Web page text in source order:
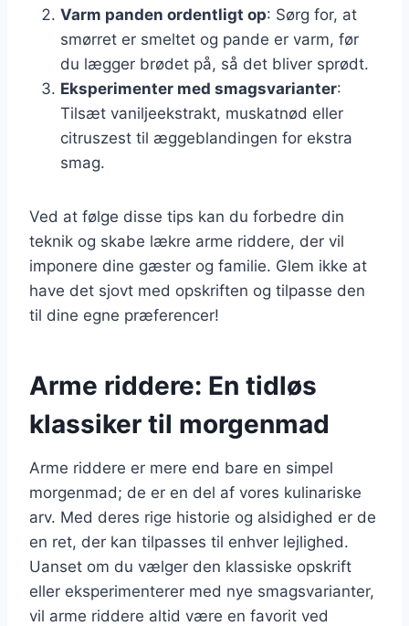
Varm panden ordentligt op: Sørg for, at
smørret er smeltet og pande er varm, før
du lægger brødet på, så det bliver sprødt.
Eksperimenter med smagsvarianter:
Tilsæt vaniljeekstrakt, muskatnød eller
citruszest til æggeblandingen for ekstra
smag.
Ved at følge disse tips kan du forbedre din
teknik og skabe lækre arme riddere, der vil
imponere dine gæster og familie. Glem ikke at
have det sjovt med opskriften og tilpasse den
til dine egne præferencer!
Arme riddere: En tidløs
klassiker til morgenmad
Arme riddere er mere end bare en simpel
morgenmad; de er en del af vores kulinariske
arv. Med deres rige historie og alsidighed er de
en ret, der kan tilpasses til enhver lejlighed.
Uanset om du vælger den klassiske opskrift
eller eksperimenterer med nye smagsvarianter,
vil arme riddere altid være en favorit ved